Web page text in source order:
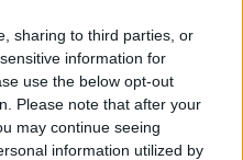
sharing to third parties, or
information for
use the below opt-out
Please note that after your
may continue seeing
information utilized by
problém. Dvaja
súkromia aj miesto pre
dnes sa im radšej
vašu obývačku